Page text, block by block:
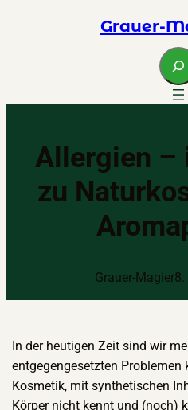
Grauer-
S
e
h
Allergien –
zu
Grauer-Magier8.
In der heutigen Zeit sind wir
entgegengesetzten Problemen
Kosmetik, mit synthetischen
Körper nicht kennt und (noch)